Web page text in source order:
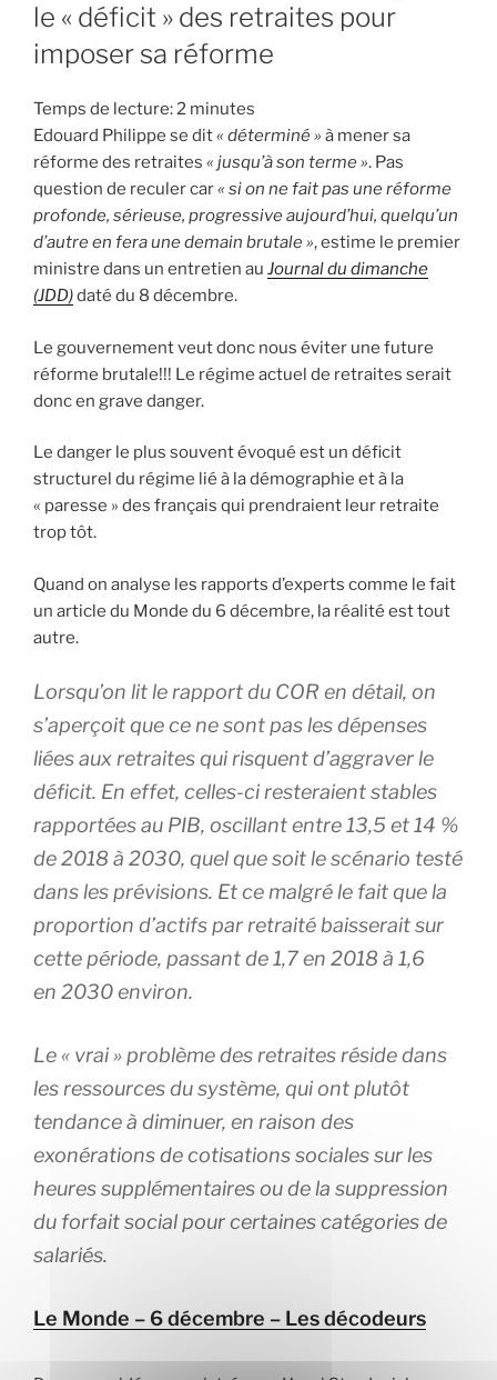
le « déficit » des retraites pour
imposer sa réforme
Temps de lecture:2 minutes
Edouard Philippe se dit« déterminé » à mener sa
réforme des retraites « jusqu’à son terme ». Pas
question de reculer car« si on ne fait pas une réforme
profonde, sérieuse, progressive aujourd’hui, quelqu’un
d’autre en fera une demain brutale », estime le premier
ministre dans un entretien au Journal du dimanche
(JDD)daté du 8 décembre.
Le gouvernement veut donc nous éviter une future
réforme brutale!!! Le régime actuel de retraites serait
donc en grave danger.
Le danger le plus souvent évoqué est un déficit
structurel du régime lié à la démographie et à la
« paresse » des français qui prendraient leur retraite
trop tôt.
Quand on analyse les rapports d’experts comme le fait
un article du Monde du 6 décembre, la réalité est tout
autre.
Lorsqu’on lit le rapport du COR en détail, on
s’aperçoit que ce ne sont pas les dépenses
liées aux retraites qui risquent d’aggraver le
déficit. En effet, celles-ci resteraient stables
rapportées au PIB, oscillant entre 13,5 et 14 %
de 2018 à 2030, quel que soit le scénario testé
dans les prévisions. Et ce malgré le fait que la
proportion d’actifs par retraité baisserait sur
cette période, passant de 1,7 en 2018 à 1,6
en 2030 environ.
Le « vrai » problème des retraites réside dans
les ressources du système, qui ont plutôt
tendance à diminuer, en raison des
exonérations de cotisations sociales sur les
heures supplémentaires ou de la suppression
du forfait social pour certaines catégories de
salariés.
Le Monde – 6 décembre – Les décodeurs